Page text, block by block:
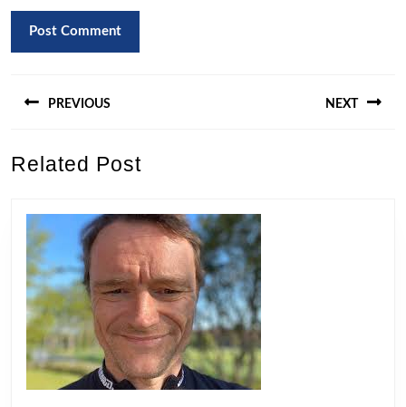
PREVIOUS
post:
NEXT
Related Post